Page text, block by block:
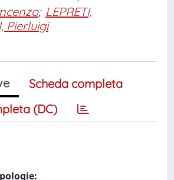
; LEPRETI,
Pierluigi
Scheda completa
(DC)